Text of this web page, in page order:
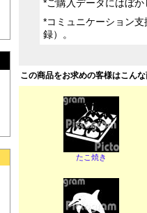
*ご購入データにはぼか
*コミュニケーション支
録）。
この商品をお求めの客様はこんな
たこ焼き